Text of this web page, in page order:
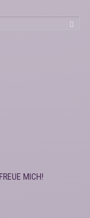
MICH!